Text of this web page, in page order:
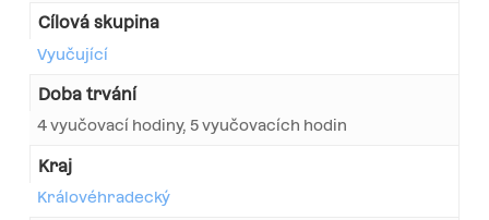
Cílová skupina
Vyučující
Doba trvání
4 vyučovací hodiny, 5 vyučovacích hodin
Kraj
Královéhradecký